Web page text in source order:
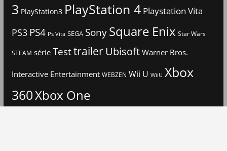
3 PlayStation3 PlayStation 4 Playstation Vita
PS3 PS4 Ps Vita SEGA Sony Square Enix Star Wars
STEAM série TesttrailerUbisoftWarner Bros.
Interactive Entertainment WEBZEN Wii U WiiU Xbox
360Xbox One